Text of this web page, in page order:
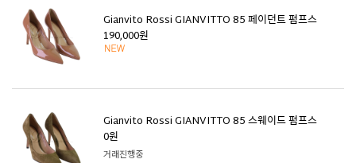
Gianvito Rossi GIANVITTO 85 페이던트 펌프스
190,000원
Gianvito Rossi GIANVITTO 85 스웨이드 펌프스
0원
거래진행중